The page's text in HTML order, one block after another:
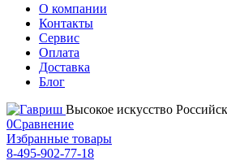
О компании
Контакты
Сервис
Оплата
Доставка
Блог
Высокое искусство
0Сравнение
Избранные товары
8-495-902-77-18